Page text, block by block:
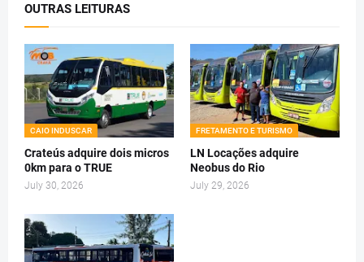
OUTRAS LEITURAS
CAIO INDUSCAR
Crateús adquire dois micros
0km para o TRUE
July 30, 2026
FRETAMENTO E TURISMO
LN Locações adquire
Neobus do Rio
July 29, 2026